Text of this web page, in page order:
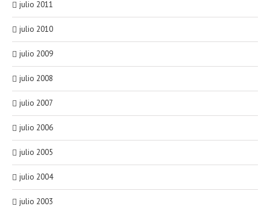
julio 2011
julio 2010
julio 2009
julio 2008
julio 2007
julio 2006
julio 2005
julio 2004
julio 2003